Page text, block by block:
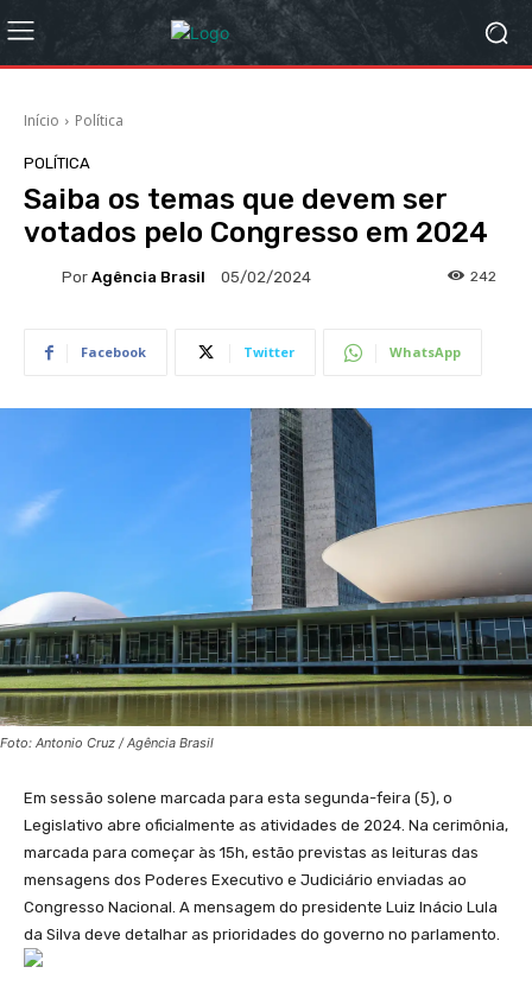
Início Política
POLÍTICA
Saiba os temas que devem ser
votados pelo Congresso em 2024
Por Agência Brasil 05/02/2024 242
Facebook Twitter WhatsApp
Foto: Antonio Cruz / Agência Brasil
Em sessão solene marcada para esta segunda-feira (5), o
Legislativo abre oficialmente as atividades de 2024. Na cerimônia,
marcada para começar às 15h, estão previstas as leituras das
mensagens dos Poderes Executivo e Judiciário enviadas ao
Congresso Nacional. A mensagem do presidente Luiz Inácio Lula
da Silva deve detalhar as prioridades do governo no parlamento.